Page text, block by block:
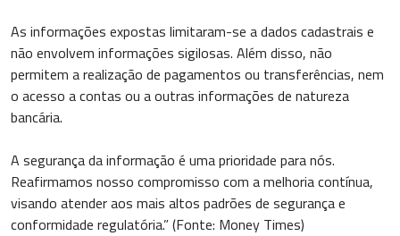
As informações expostas limitaram-se a dados cadastrais e
não envolvem informações sigilosas. Além disso, não
permitem a realização de pagamentos ou transferências, nem
o acesso a contas ou a outras informações de natureza
bancária.
A segurança da informação é uma prioridade para nós.
Reafirmamos nosso compromisso com a melhoria contínua,
visando atender aos mais altos padrões de segurança e
conformidade regulatória.” (Fonte: Money Times)